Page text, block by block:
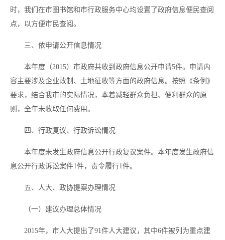
时，我们在市图书馆和市行政服务中心均设置了政府信息便民查阅
点，以方便市民查阅。
三、依申请公开信息情况
本年度（2015）市政府共收到政府信息公开申请5件。申请内
容主要涉及企业改制、土地征收等方面的政府信息。 按照《条例》
要求，结合我市的实际情况，本着减轻群众负担、便利群众的原
则，全年未收取任何费用。
四、行政复议、行政诉讼情况
本年度未发生政府信息公开行政复议案件。 本年度发生政府信
息公开行政诉讼案件1件，责令履行1件。
五、人大、政协提案办理情况
（一）建议办理总体情况
2015年，市人大提出了91件人大建议，其中6件被列为重点建